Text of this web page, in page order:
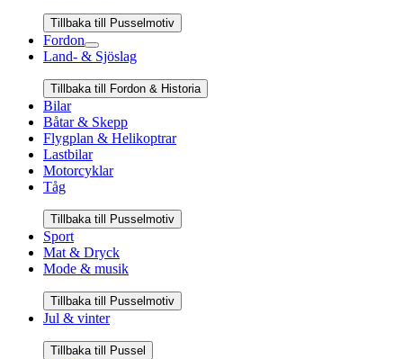
Tillbaka till Pusselmotiv
Fordon
Land- & Sjöslag
Tillbaka till Fordon & Historia
Bilar
Båtar & Skepp
Flygplan & Helikoptrar
Lastbilar
Motorcyklar
Tåg
Tillbaka till Pusselmotiv
Sport
Mat & Dryck
Mode & musik
Tillbaka till Pusselmotiv
Jul & vinter
Tillbaka till Pussel